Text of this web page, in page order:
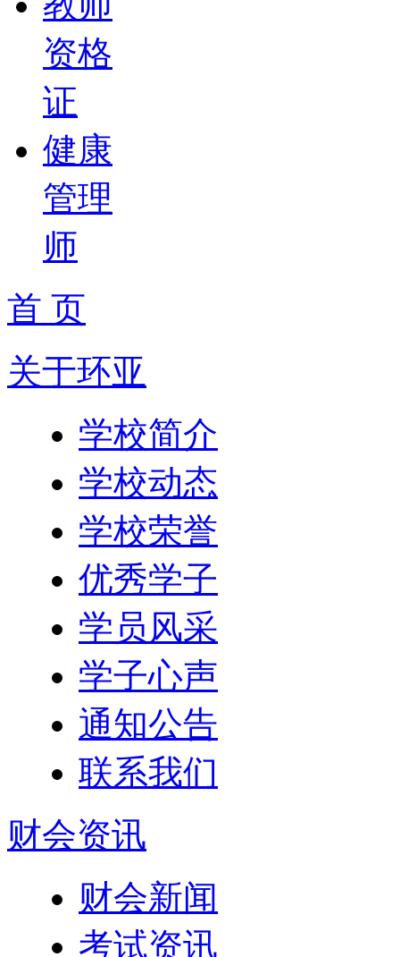
资格
证
健康
管理
师
首 页
关于环亚
学校简介
学校动态
学校荣誉
优秀学子
学员风采
学子心声
通知公告
联系我们
财会资讯
财会新闻
考试资讯